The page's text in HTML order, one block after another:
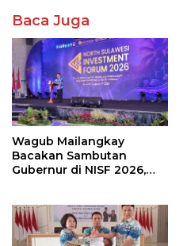
Baca Juga
Wagub Mailangkay
Bacakan Sambutan
Gubernur di NISF 2026,
Kelapa ke Investor